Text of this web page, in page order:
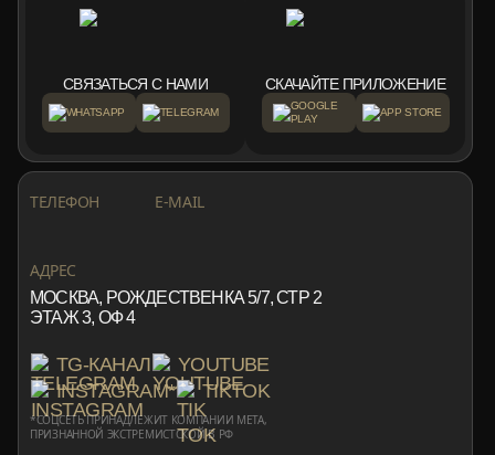
СВЯЗАТЬСЯ С НАМИ
WHATSAPP TELEGRAM
СКАЧАЙТЕ ПРИЛОЖЕНИЕ
GOOGLE
PLAY
APP STORE
ТЕЛЕФОН E-MAIL
АДРЕС
МОСКВА, РОЖДЕСТВЕНКА 5/7, СТР 2
ЭТАЖ 3, ОФ 4
TG-КАНАЛ
YOUTUBE
INSTAGRAM*
TIKTOK
*СОЦСЕТЬ ПРИНАДЛЕЖИТ КОМПАНИИ META,
ПРИЗНАННОЙ ЭКСТРЕМИСТСКОЙ В РФ